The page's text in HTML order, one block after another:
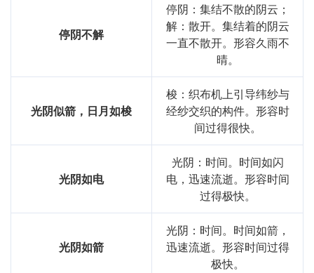
停阴不解
停阴：集结不散的阴云；
解：散开。集结着的阴云
一直不散开。形容久雨不
晴。
光阴似箭，日月如梭
梭：织布机上引导纬纱与
经纱交织的构件。形容时
间过得很快。
光阴如电
光阴：时间。时间如闪
电，迅速流逝。形容时间
过得极快。
光阴如箭
光阴：时间。时间如箭，
迅速流逝。形容时间过得
极快。